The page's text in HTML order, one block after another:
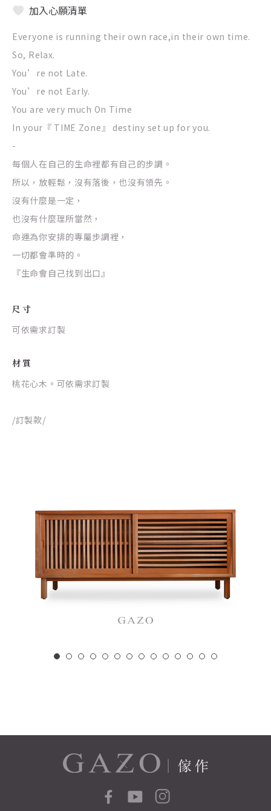
加入心願清單
Everyone is running their own race,in their own time.
So, Relax.
You’re not Late.
You’re not Early.
You are very much On Time
In your『 TIME Zone』 destiny set up for you.
-
每個人在自己的生命裡都有自己的步調。
所以，放輕鬆，沒有落後，也沒有領先。
沒有什麼是一定，
也沒有什麼理所當然，
命運為你安排的專屬步調裡，
一切都會準時的。
『生命會自己找到出口』
尺寸
可依需求訂製
材質
桃花心木。可依需求訂製
/訂製款/